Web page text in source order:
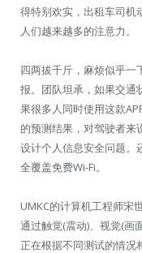
得特别欢实，出租车司机
人们越来越多的注意力。
四两拔千斤，麻烦似乎一
报。团队坦承，如果交通
果很多人同时使用这款
的预测结果，对驾驶者来
设计个人信息安全问题。
全覆盖免费Wi-Fi。
UMKC的计算机工程师宋
通过触觉(震动)、视觉(画
正在根据不同测试的情况